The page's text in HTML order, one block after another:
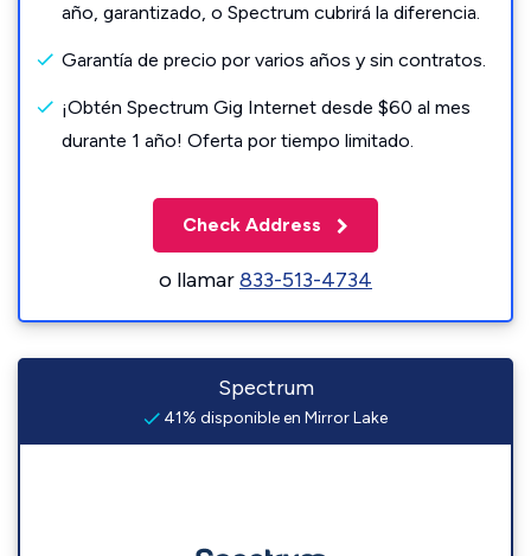
año, garantizado, o Spectrum cubrirá la diferencia.
Garantía de precio por varios años y sin contratos.
¡Obtén Spectrum Gig Internet desde $60 al mes
durante 1 año! Oferta por tiempo limitado.
Check Address
o llamar833-513-4734
Spectrum
41% disponible en Mirror Lake